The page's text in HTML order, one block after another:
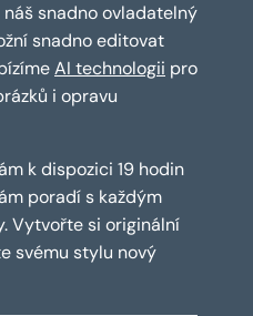
náš snadno ovladatelný
snadno editovat
AI technologii pro
i opravu
k dispozici 19 hodin
poradí s každým
Vytvořte si originální
svému stylu nový